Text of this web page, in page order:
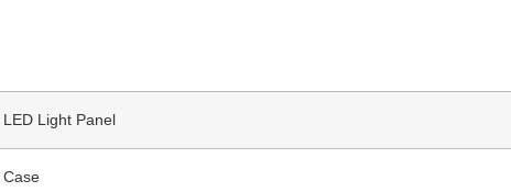
LED Light Panel
Case